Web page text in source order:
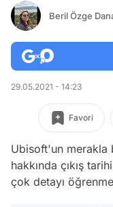
Beril Özge
29.05.2021 - 14:23
Favori
Ubisoft'un merakla
hakkında çıkış
çok detayı